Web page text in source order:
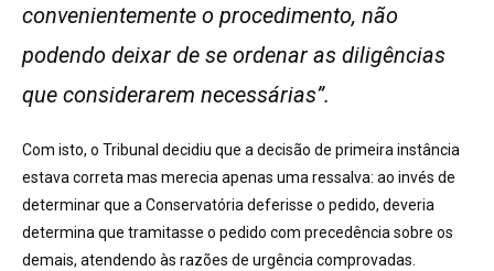
convenientemente o procedimento, não
podendo deixar de se ordenar as diligências
que considerarem necessárias”.
Com isto, o Tribunal decidiu que a decisão de primeira instância
estava correta mas merecia apenas uma ressalva: ao invés de
determinar que a Conservatória deferisse o pedido, deveria
determina que tramitasse o pedido com precedência sobre os
demais, atendendo às razões de urgência comprovadas.